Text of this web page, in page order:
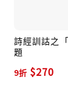
詩經訓詁之
題
9折 $270